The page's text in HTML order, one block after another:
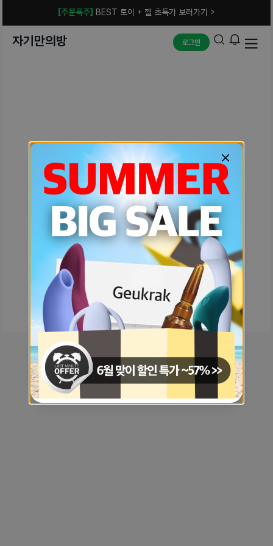
[주문폭주] BEST 토이 + 젤 초특가 보러가기 >
자기만의방 로그인
예상치 못한 에러입니다.